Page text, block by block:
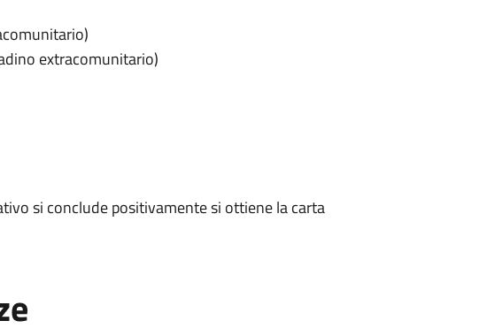
extracomunitario)
si conclude positivamente si ottiene la carta